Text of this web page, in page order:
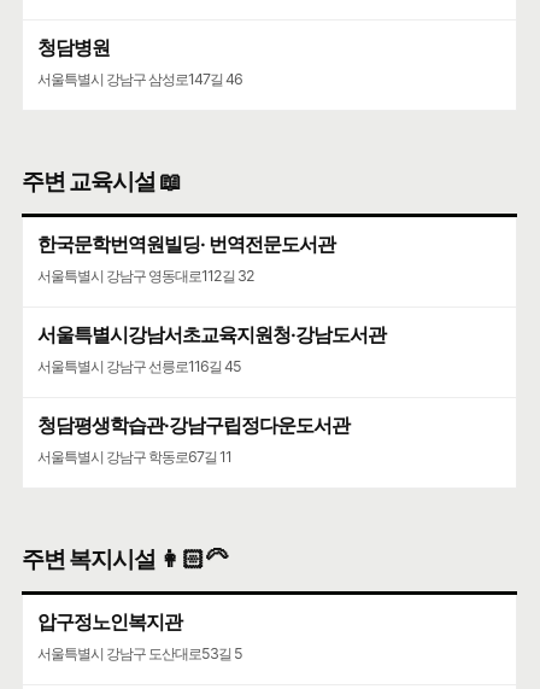
청담병원
서울특별시 강남구 삼성로147길 46
주변 교육시설 📖
한국문학번역원빌딩· 번역전문도서관
서울특별시 강남구 영동대로112길 32
서울특별시강남서초교육지원청·강남도서관
서울특별시 강남구 선릉로116길 45
청담평생학습관·강남구립정다운도서관
서울특별시 강남구 학동로67길 11
주변 복지시설 👩🏻‍🦳
압구정노인복지관
서울특별시 강남구 도산대로53길 5